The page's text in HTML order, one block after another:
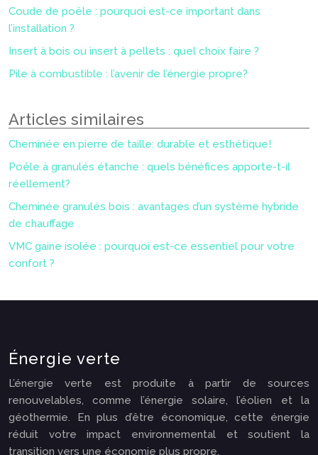
Coude de poêle : pourquoi est-ce important dans
l’installation ?
Insert à bois ou insert à pellets : quel choix faire ?
Pile à combustible : l’avenir de l’énergie propre?
Articles similaires
Cheminée en pierre de taille: durable et esthétique!
Poêle à granulés étanche : quels bénéfices apporte-t-il
réellement?
Cheminée granulés bois : avantages d’un système hybride
de chauffage
VMC gaine isolée : pourquoi est-ce essentiel pour votre
confort ?
Énergie verte
L’énergie verte est produite à partir de sources
renouvelables, comme l’énergie solaire, l’éolien et la
géothermie. En plus d’être économique, cette énergie
réduit votre impact environnemental et soutient la
transition vers une économie plus propre.